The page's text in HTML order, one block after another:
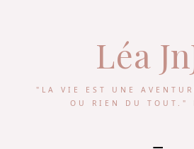
Léa
"LA VIE EST UNE
OU RIEN DU TOUT."